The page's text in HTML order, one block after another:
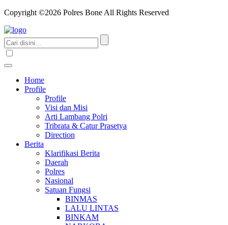
Copyright ©2026 Polres Bone All Rights Reserved
Home
Profile
Profile
Visi dan Misi
Arti Lambang Polri
Tribrata & Catur Prasetya
Direction
Berita
Klarifikasi Berita
Daerah
Polres
Nasional
Satuan Fungsi
BINMAS
LALU LINTAS
BINKAM